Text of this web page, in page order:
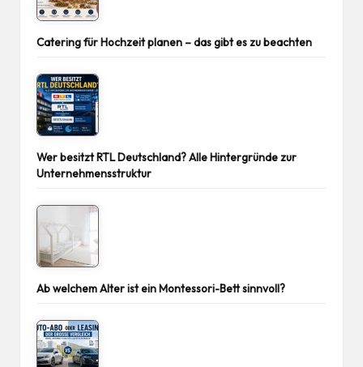
Catering für Hochzeit planen – das gibt es zu beachten
Wer besitzt RTL Deutschland? Alle Hintergründe zur
Unternehmensstruktur
Ab welchem Alter ist ein Montessori-Bett sinnvoll?